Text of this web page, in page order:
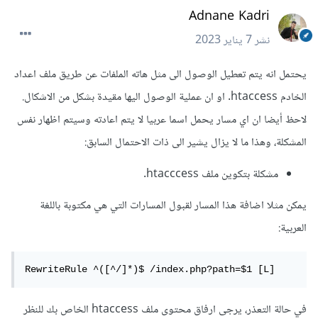
Adnane Kadri
نشر7 يناير 2023
يحتمل انه يتم تعطيل الوصول الى مثل هاته الملفات عن طريق ملف اعداد
الخادم htaccess. او ان عملية الوصول اليها مقيدة بشكل من الاشكال.
لاحظ أيضا ان اي مسار يحمل اسما عربيا لا يتم اعادته وسيتم اظهار نفس
المشكلة، وهذا ما لا يزال يشير الى ذات الاحتمال السابق:
مشكلة بتكوين ملف htacccess.
يمكن مثلا اضافة هذا المسار لقبول المسارات التي هي مكتوبة باللغة
العربية:
RewriteRule ^([^/]*)$ /index.php?path=$1 [L]
في حالة التعذر، يرجى ارفاق محتوى ملف htaccess الخاص بك للنظر